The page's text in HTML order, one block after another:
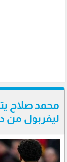
محمد صلاح
ليفربول من